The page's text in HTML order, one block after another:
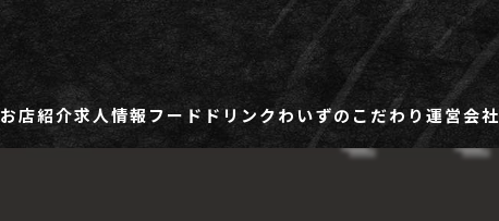
お店紹介求人情報フード ドリンクわいずのこだわり運営会社